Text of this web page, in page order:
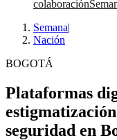
colaboración
Semana|
Nación
BOGOTÁ
Plataformas
seguridad en